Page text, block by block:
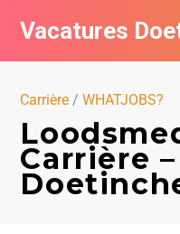
Vacatures
Carrière /WHATJOBS?
Carrière –
Vacatures per bedrijf
Nieuwsbrief feed